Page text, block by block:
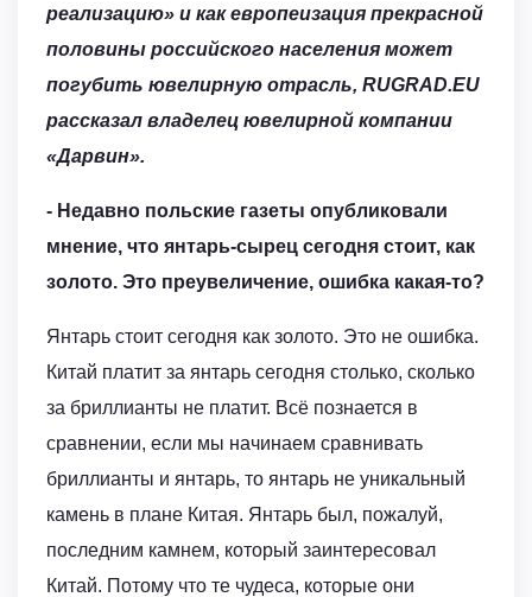
реализацию» и как европеизация прекрасной
половины российского населения может
погубить ювелирную отрасль, RUGRAD.EU
рассказал владелец ювелирной компании
«Дарвин».
- Недавно польские газеты опубликовали
мнение, что янтарь-сырец сегодня стоит, как
золото. Это преувеличение, ошибка какая-то?
Янтарь стоит сегодня как золото. Это не ошибка.
Китай платит за янтарь сегодня столько, сколько
за бриллианты не платит. Всё познается в
сравнении, если мы начинаем сравнивать
бриллианты и янтарь, то янтарь не уникальный
камень в плане Китая. Янтарь был, пожалуй,
последним камнем, который заинтересовал
Китай. Потому что те чудеса, которые они